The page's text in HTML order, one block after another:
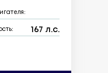
167 л.с.